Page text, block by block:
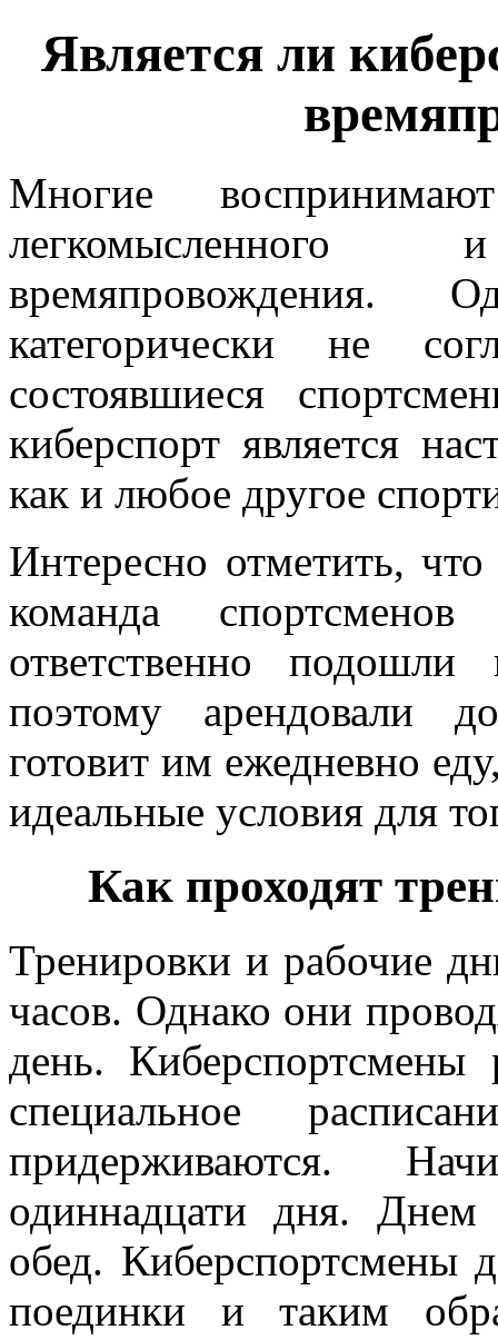
Является ли
Многие
категорически не
состоявшиеся
киберспорт является
как и любое другое
Интересно отметить,
команда
ответственно
поэтому арендовали
готовит им ежедневно
идеальные условия для
Как проходят
Тренировки и рабочие
часов. Однако они
день. Киберспортсмены
специальное
придерживаются.
одиннадцати дня. Днем
обед. Киберспортсмены
поединки и таким